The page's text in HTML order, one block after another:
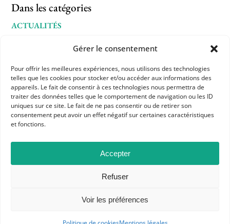
Gérer le consentement
Pour offrir les meilleures expériences, nous utilisons des technologies
telles que les cookies pour stocker et/ou accéder aux informations des
appareils. Le fait de consentir à ces technologies nous permettra de
traiter des données telles que le comportement de navigation ou les ID
uniques sur ce site. Le fait de ne pas consentir ou de retirer son
consentement peut avoir un effet négatif sur certaines caractéristiques
et fonctions.
Accepter
Refuser
Voir les préférences
Dans les catégories
ACTUALITÉS
APHG
Association des professeurs d'histoire et géographie
BP 6541 – 75065 Paris Cedex 02